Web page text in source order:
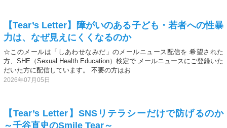
【Tear’s Letter】障がいのある子ども・若者への性暴
力は、なぜ見えにくくなるのか
☆このメールは「しあわせなみだ」のメールニュース配信を 希望された
方、SHE（Sexual Health Education）検定で メールニュースにご登録いた
だいた方に配信しています。 不要の方はお
2026年07月05日
【Tear’s Letter】SNSリテラシーだけで防げるのか
～千谷直史のSmile Tear～